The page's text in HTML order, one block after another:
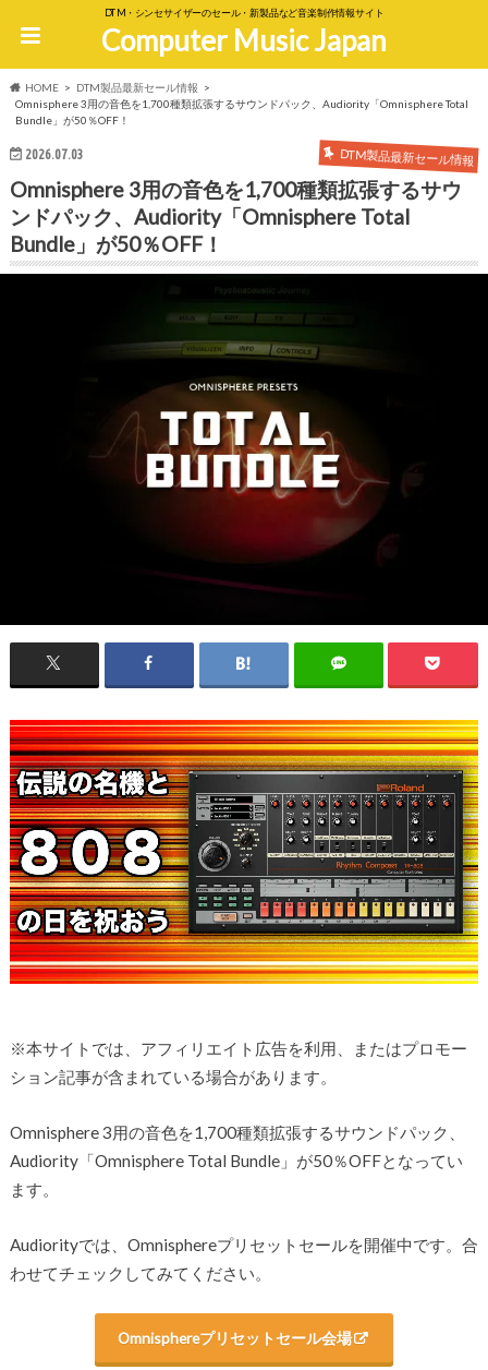
DTM・シンセサイザーのセール・新製品など音楽制作情報サイト
Computer Music Japan
HOME
DTM製品最新セール情報
Omnisphere 3用の音色を1,700種類拡張するサウンドパック、Audiority「Omnisphere Total
Bundle」が50％OFF！
2026.07.03 DTM製品最新セール情報
Omnisphere 3用の音色を1,700種類拡張するサウ
ンドパック、Audiority「Omnisphere Total
Bundle」が50％OFF！
※本サイトでは、アフィリエイト広告を利用、またはプロモー
ション記事が含まれている場合があります。
Omnisphere 3用の音色を1,700種類拡張するサウンドパック、
Audiority「Omnisphere Total Bundle」が50％OFFとなってい
ます。
Audiorityでは、Omnisphereプリセットセールを開催中です。合
わせてチェックしてみてください。
Omnisphereプリセットセール会場